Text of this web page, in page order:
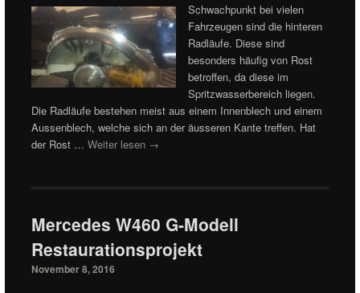
Schwachpunkt bei vielen
Fahrzeugen sind die hinteren
Radläufe. Diese sind
besonders häufig von Rost
betroffen, da diese im
Spritzwasserbereich liegen.
Die Radläufe bestehen meist aus einem Innenblech und einem
Aussenblech, welche sich an der äusseren Kante treffen. Hat
der Rost …Weiter lesen →
Mercedes W460 G-Modell
Restaurationsprojekt
November 8, 2016